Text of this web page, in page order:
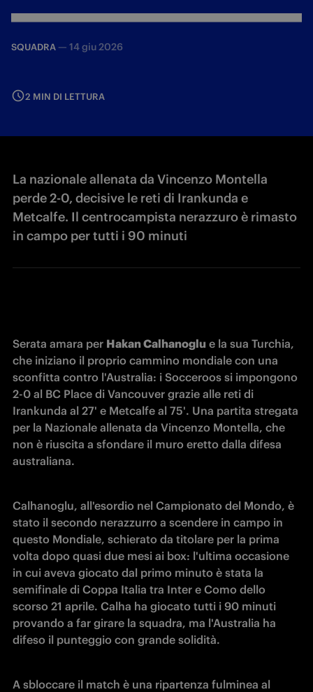
SQUADRA — 14 giu 2026
2 MIN DI LETTURA
La nazionale allenata da Vincenzo Montella
perde 2-0, decisive le reti di Irankunda e
Metcalfe. Il centrocampista nerazzuro è rimasto
in campo per tutti i 90 minuti
Serata amara per Hakan Calhanoglu e la sua Turchia,
che iniziano il proprio cammino mondiale con una
sconfitta contro l'Australia: i Socceroos si impongono
2-0 al BC Place di Vancouver grazie alle reti di
Irankunda al 27' e Metcalfe al 75'. Una partita stregata
per la Nazionale allenata da Vincenzo Montella, che
non è riuscita a sfondare il muro eretto dalla difesa
australiana.
Calhanoglu, all'esordio nel Campionato del Mondo, è
stato il secondo nerazzurro a scendere in campo in
questo Mondiale, schierato da titolare per la prima
volta dopo quasi due mesi ai box: l'ultima occasione
in cui aveva giocato dal primo minuto è stata la
semifinale di Coppa Italia tra Inter e Como dello
scorso 21 aprile. Calha ha giocato tutti i 90 minuti
provando a far girare la squadra, ma l'Australia ha
difeso il punteggio con grande solidità.
A sbloccare il match è una ripartenza fulminea al